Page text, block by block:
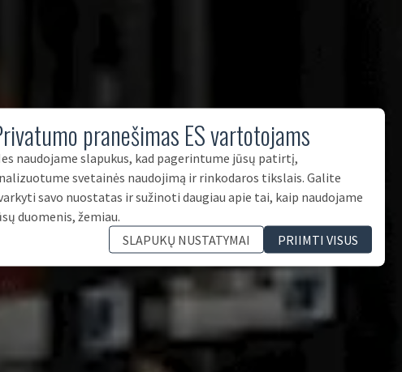
pranešimas ES vartotojams
naudojame slapukus, kad pagerintume jūsų patirtį,
svetainės naudojimą ir rinkodaros tikslais. Galite
savo nuostatas ir sužinoti daugiau apie tai, kaip naudojame
duomenis, žemiau.
SLAPUKŲ NUSTATYMAI
PRIIMTI VISUS